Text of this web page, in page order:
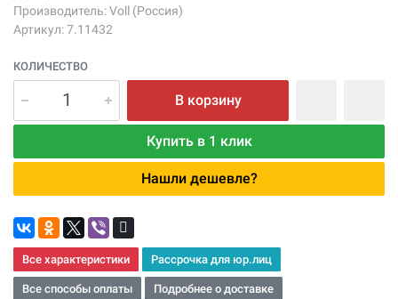
Производитель:Voll (Россия)
Артикул: 7.11432
КОЛИЧЕСТВО
В корзину
Купить в 1 клик
Нашли дешевле?
Все характеристики Рассрочка для юр.лиц
Все способы оплаты Подробнее о доставке